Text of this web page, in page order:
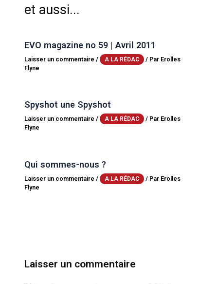
et aussi...
EVO magazine no 59 | Avril 2011
Laisser un commentaire / A LA RÉDAC / Par Erolles
Flyne
Spyshot une Spyshot
Laisser un commentaire / A LA RÉDAC / Par Erolles
Flyne
Qui sommes-nous ?
Laisser un commentaire / A LA RÉDAC / Par Erolles
Flyne
Laisser un commentaire